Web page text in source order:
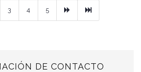
3 4 5 Ultimo
DE CONTACTO